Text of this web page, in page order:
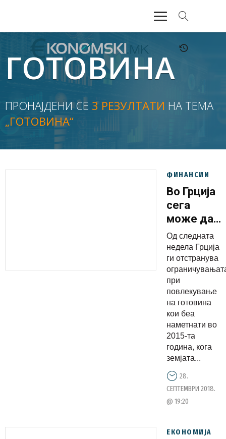
АКТУЕЛНО
ЕКОНОМИЈА
ФИНАНСИИ
БАНКАРСТВО
ЖИВОТ
ГОТОВИНА
ПРОНАЈДЕНИ СЕ 3 РЕЗУЛТАТИ НА ТЕМА
„ГОТОВИНА“
ФИНАНСИИ
Во Грција
сега
може да
се
повлече
готовина
без
Од следната
недела Грција
ги отстранува
при
повлекување
на готовина
кои беа
наметнати во
2015-та
година, кога
земјата...
28.
СЕПТЕМВРИ 2018.
@ 19:20
ЕКОНОМИЈА